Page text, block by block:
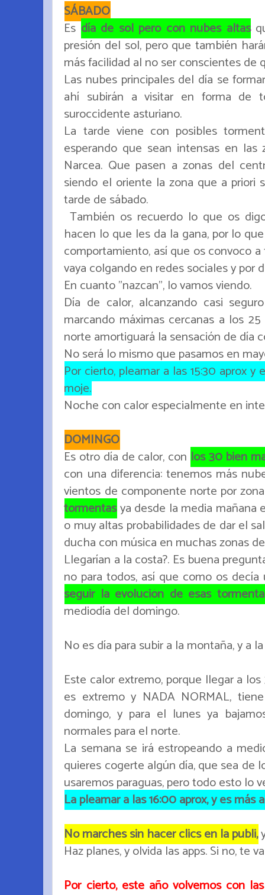
SÁBADO
Esdía de sol pero con nubes altas
presión del sol, pero que también
más facilidad al no ser conscientes de
Las nubes principales del día se
ahí subirán a visitar en forma de
suroccidente asturiano.
La tarde viene con posibles
esperando que sean intensas en
Narcea. Que pasen a zonas del
siendo el oriente la zona que a priori
tarde de sábado.
También os recuerdo lo que os
hacen lo que les da la gana, por lo
comportamiento, así que os convoco
vaya colgando en redes sociales y por
En cuanto "nazcan", lo vamos viendo.
Día de calor, alcanzando casi
marcando máximas cercanas a los
norte amortiguará la sensación de día
No será lo mismo que pasamos en
Por cierto, pleamar a las 15:30 aprox
moje.
Noche con calor especialmente en
DOMINGO
Es otro día de calor, con los 30 bien
con una diferencia: tenemos más
vientos de componente norte por
tormentasya desde la media mañana
o muy altas probabilidades de dar el
ducha con música en muchas zonas
Llegarían a la costa?. Es buena
no para todos, así que como os
seguir la evolución de esas
mediodía del domingo.
No es día para subir a la montaña, y a
Este calor extremo, porque llegar a
es extremo y NADA NORMAL,
domingo, y para el lunes ya
normales para el norte.
La semana se irá estropeando a
quieres cogerte algún día, que sea de
usaremos paraguas, pero todo esto lo
La pleamar a las 16:00 aprox, y es más
No marches sin hacer clics en la publi,
Haz planes, y olvida las apps. Si no, te
Por cierto, este año volvemos con